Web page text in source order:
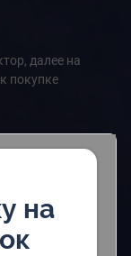
далее на
покупке
на